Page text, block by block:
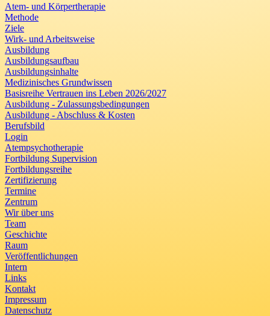
Atem- und Körpertherapie
Methode
Ziele
Wirk- und Arbeitsweise
Ausbildung
Ausbildungsaufbau
Ausbildungsinhalte
Medizinisches Grundwissen
Basisreihe Vertrauen ins Leben 2026/2027
Ausbildung - Zulassungsbedingungen
Ausbildung - Abschluss & Kosten
Berufsbild
Login
Atempsychotherapie
Fortbildung Supervision
Fortbildungsreihe
Zertifizierung
Termine
Zentrum
Wir über uns
Team
Geschichte
Raum
Veröffentlichungen
Intern
Links
Kontakt
Impressum
Datenschutz